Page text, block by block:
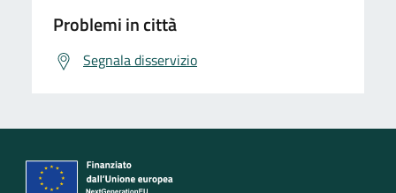
Problemi in città
Segnala disservizio